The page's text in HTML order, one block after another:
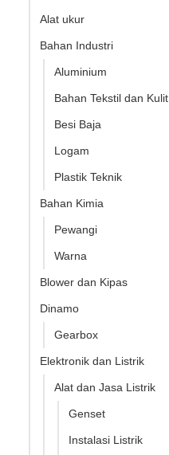
Alat ukur
Bahan Industri
Aluminium
Bahan Tekstil dan Kulit
Besi Baja
Logam
Plastik Teknik
Bahan Kimia
Pewangi
Warna
Blower dan Kipas
Dinamo
Gearbox
Elektronik dan Listrik
Alat dan Jasa Listrik
Genset
Instalasi Listrik